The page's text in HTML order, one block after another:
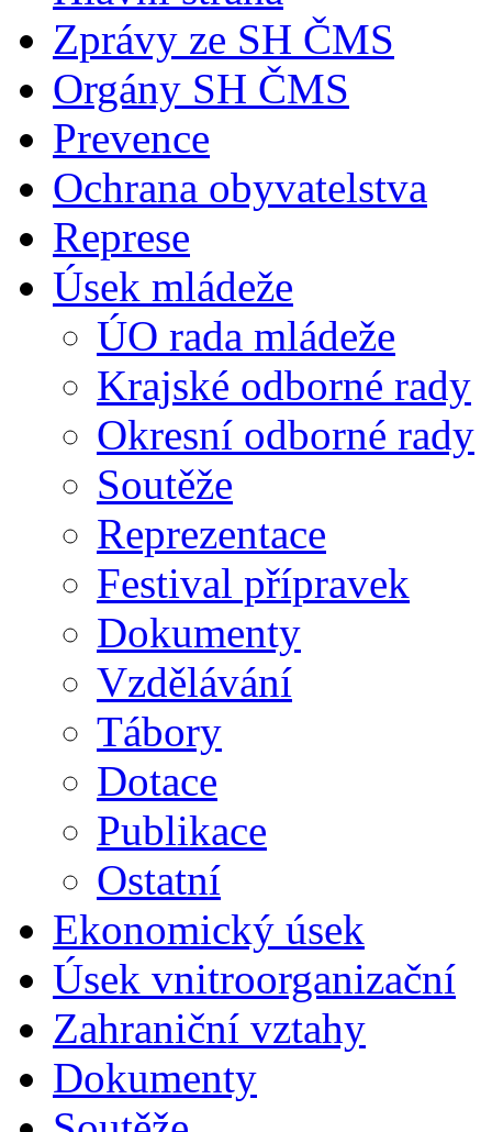
Zprávy ze SH ČMS
Orgány SH ČMS
Prevence
Ochrana obyvatelstva
Represe
Úsek mládeže
ÚO rada mládeže
Krajské odborné rady
Okresní odborné rady
Soutěže
Reprezentace
Festival přípravek
Dokumenty
Vzdělávání
Tábory
Dotace
Publikace
Ostatní
Ekonomický úsek
Úsek vnitroorganizační
Zahraniční vztahy
Dokumenty